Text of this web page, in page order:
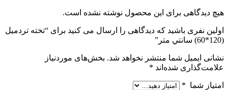
هیچ دیدگاهی برای این محصول نوشته نشده است.
اولین نفری باشید که دیدگاهی را ارسال می کنید برای “تخته تردمیل
(120*60) سانتي متر”
نشانی ایمیل شما منتشر نخواهد شد. بخش‌های موردنیاز
علامت‌گذاری شده‌اند *
امتیاز شما *